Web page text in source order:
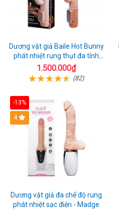
Dương vật giả Baile Hot Bunny
phát nhiệt rung thụt đa tính
năng sạc điện
1.500.000₫
(82)
-13%
Hot
4
Dương vật giả đa chế độ rung
phát nhiệt sạc điện - Madge